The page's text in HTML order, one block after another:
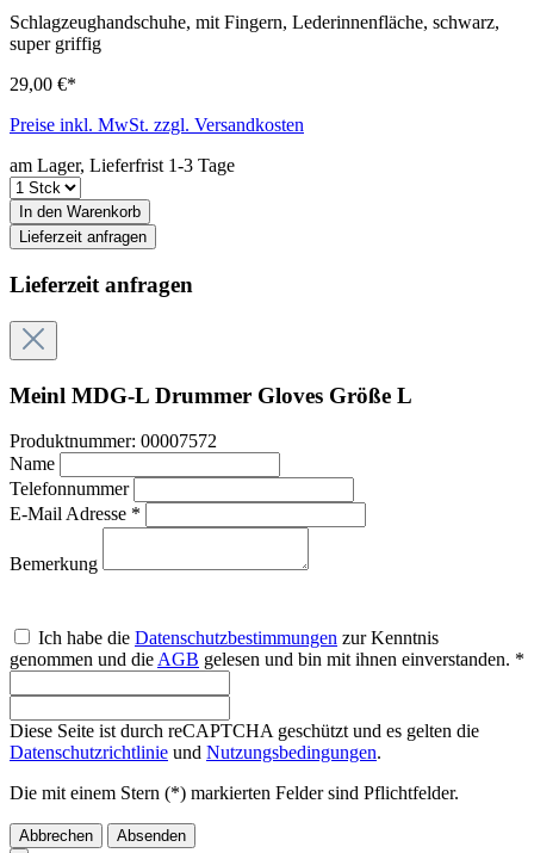
Schlagzeughandschuhe, mit Fingern, Lederinnenfläche, schwarz,
super griffig
29,00 €*
Preise inkl. MwSt. zzgl. Versandkosten
am Lager, Lieferfrist 1-3 Tage
In den Warenkorb
Lieferzeit anfragen
Lieferzeit anfragen
Meinl MDG-L Drummer Gloves Größe L
Produktnummer: 00007572
Name
Telefonnummer
E-Mail Adresse *
Bemerkung
Ich habe die Datenschutzbestimmungen zur Kenntnis
genommen und die AGB gelesen und bin mit ihnen einverstanden. *
Diese Seite ist durch reCAPTCHA geschützt und es gelten die
Datenschutzrichtlinie und Nutzungsbedingungen.
Die mit einem Stern (*) markierten Felder sind Pflichtfelder.
Abbrechen Absenden